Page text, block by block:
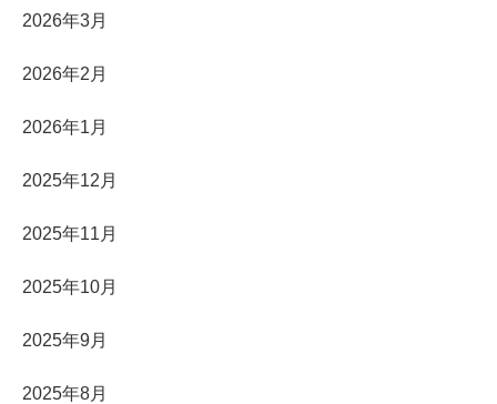
2026年3月
2026年2月
2026年1月
2025年12月
2025年11月
2025年10月
2025年9月
2025年8月